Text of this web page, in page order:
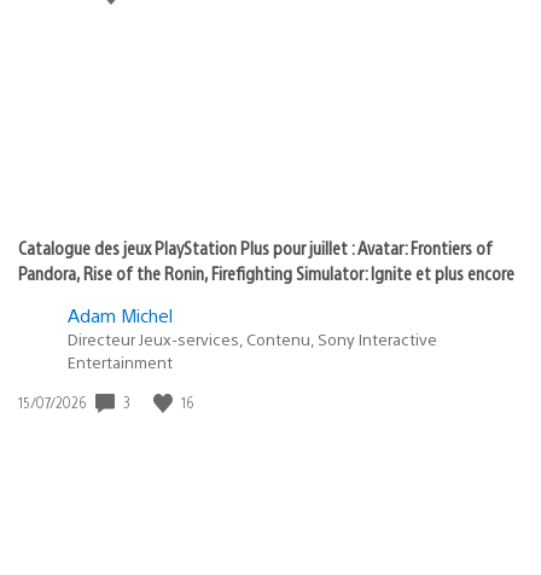
Catalogue des jeux PlayStation Plus pour juillet : Avatar: Frontiers of
Pandora, Rise of the Ronin, Firefighting Simulator: Ignite et plus encore
Adam Michel
Directeur Jeux-services, Contenu, Sony Interactive
Entertainment
Date
15/07/2026 3 16